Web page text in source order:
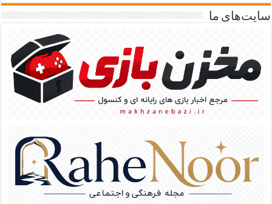
سایت‌های ما